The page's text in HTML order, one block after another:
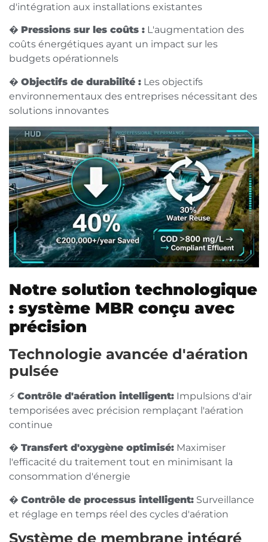
d'intégration aux installations existantes
� Pressions sur les coûts : L'augmentation des
coûts énergétiques ayant un impact sur les
budgets opérationnels
� Objectifs de durabilité : Les objectifs
environnementaux des entreprises nécessitant des
solutions innovantes
Notre solution technologique
: système MBR conçu avec
précision
Technologie avancée d'aération
pulsée
⚡ Contrôle d'aération intelligent: Impulsions d'air
temporisées avec précision remplaçant l'aération
continue
� Transfert d'oxygène optimisé: Maximiser
l'efficacité du traitement tout en minimisant la
consommation d'énergie
� Contrôle de processus intelligent: Surveillance
et réglage en temps réel des cycles d'aération
Système de membrane intégré